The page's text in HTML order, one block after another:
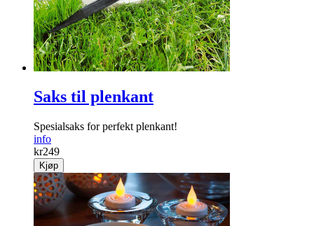
Saks til plenkant
Spesialsaks for perfekt plenkant!
info
kr249
Kjøp